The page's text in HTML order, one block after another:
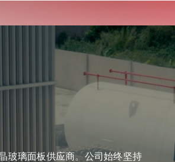
玻璃面板供应商。公司始终坚持